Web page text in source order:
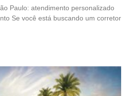
Paulo: atendimento personalizado
Se você está buscando um corretor